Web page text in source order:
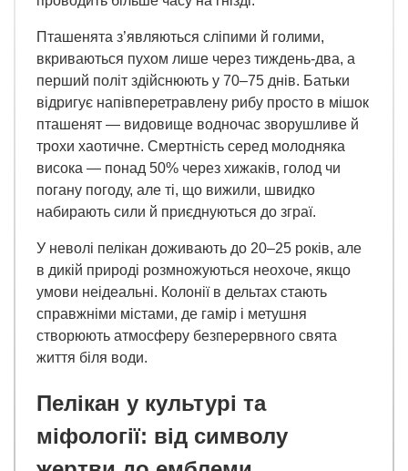
Пташенята з’являються сліпими й голими,
вкриваються пухом лише через тиждень-два, а
перший політ здійснюють у 70–75 днів. Батьки
відригує напівперетравлену рибу просто в мішок
пташенят — видовище водночас зворушливе й
трохи хаотичне. Смертність серед молодняка
висока — понад 50% через хижаків, голод чи
погану погоду, але ті, що вижили, швидко
набирають сили й приєднуються до зграї.
У неволі пелікан доживають до 20–25 років, але
в дикій природі розмножуються неохоче, якщо
умови неідеальні. Колонії в дельтах стають
справжніми містами, де гамір і метушня
створюють атмосферу безперервного свята
життя біля води.
Пелікан у культурі та
міфології: від символу